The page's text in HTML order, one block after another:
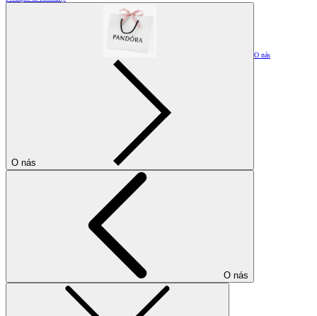
O nás
O nás
O nás